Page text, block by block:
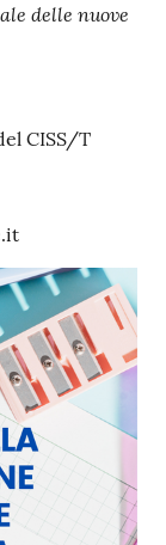
delle nuove
CISS/T